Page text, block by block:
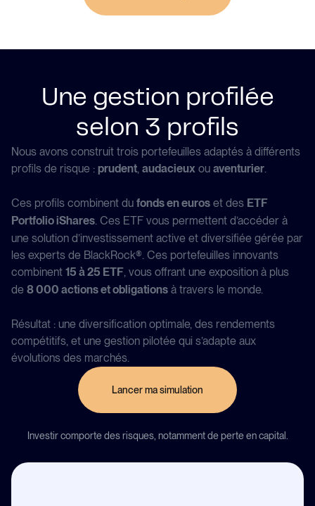
Une gestion profilée
selon 3 profils
Nous avons construit trois portefeuilles adaptés à différents
profils de risque : prudent, audacieux ou aventurier.
Ces profils combinent du fonds en euros et des ETF
Portfolio iShares. Ces ETF vous permettent d’accéder à
une solution d’investissement active et diversifiée gérée par
les experts de BlackRock®. Ces portefeuilles innovants
combinent 15 à 25 ETF, vous offrant une exposition à plus
de 8 000 actions et obligations à travers le monde.
Résultat : une diversification optimale, des rendements
compétitifs, et une gestion pilotée qui s’adapte aux
évolutions des marchés.
Lancer ma simulation
Investir comporte des risques, notamment de perte en capital.